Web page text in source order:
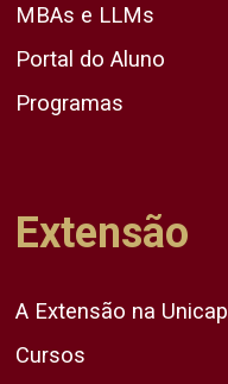
MBAs e LLMs
Portal do Aluno
Programas
Extensão
A Extensão na Unicap
Cursos